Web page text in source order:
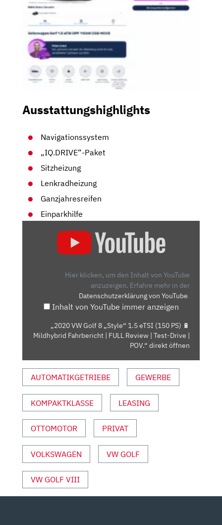
Ausstattungshighlights
Navigationssystem
„IQ.DRIVE“-Paket
Sitzheizung
Lenkradheizung
Ganzjahresreifen
Einparkhilfe
|
FULL
REVIEW
DRIVE
|
POV.“
VON
YOUTUBE
ANZEIGEN
Hier klicken, um den Inhalt von YouTube
anzuzeigen. Erfahre mehr in der
Datenschutzerklärung von YouTube.
Inhalt von YouTube immer anzeigen
„2020 VW Golf 8 „Style“ 1.5 eTSI (150 PS) 🔋
Mildhybrid Fahrbericht | FULL Review | Test-Drive |
POV.“ direkt öffnen
AUTOMATIKGETRIEBE GEWERBE
KOMPAKTKLASSE LEASING
OTTOMOTOR PRIVAT
VOLKSWAGEN VW GOLF
VW GOLF VIII